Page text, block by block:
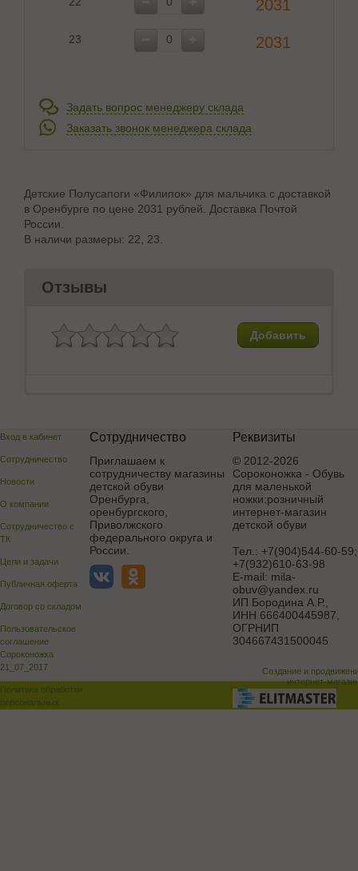
23
2031
2031
Задать вопрос менеджеру склада
Заказать звонок менеджера склада
Детские Полусапоги «Филипок» для мальчика с доставкой
в Оренбурге по цене 2031 рублей. Доставка Почтой
России.
В наличи размеры: 22, 23.
Отзывы
Добавить
Вход в кабинет
Сотрудничество
Новости
О компании
Сотрудничество с
ТК
Цели и задачи
Публичная оферта
Договор со складом
Пользовательское
соглашение
Сороконожка
21_07_2017
Сотрудничество
Приглашаем к
сотрудничеству магазины
детской обуви
Оренбурга,
оренбургского,
Приволжского
федерального округа и
России.
Реквизиты
© 2012-2026
Сороконожка - Обувь
для маленькой
ножки:розничный
интернет-магазин
детской обуви
Тел.: +7(904)544-60-59;
+7(932)610-63-98
E-mail: mila-
obuv@yandex.ru
ИП Бородина А.Р.
ИНН 666400445987,
ОГРНИП
304667431500045
Создание и
интернет-